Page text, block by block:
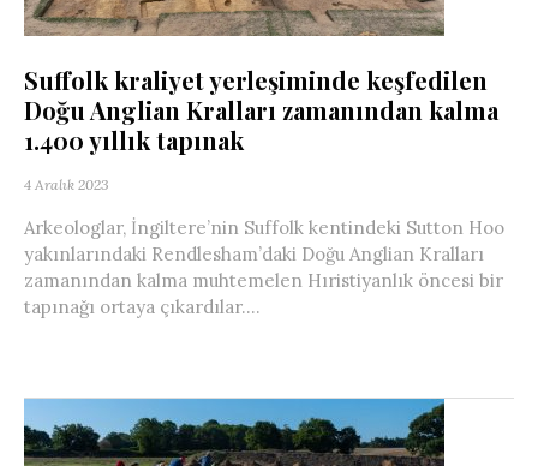
Suffolk kraliyet yerleşiminde keşfedilen
Doğu Anglian Kralları zamanından kalma
1.400 yıllık tapınak
4 Aralık 2023
Arkeologlar, İngiltere’nin Suffolk kentindeki Sutton Hoo
yakınlarındaki Rendlesham’daki Doğu Anglian Kralları
zamanından kalma muhtemelen Hıristiyanlık öncesi bir
tapınağı ortaya çıkardılar....